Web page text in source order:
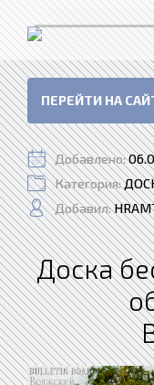
ПЕРЕЙТИ НА
Добавлено:
Категория:
Добавил:
Доска